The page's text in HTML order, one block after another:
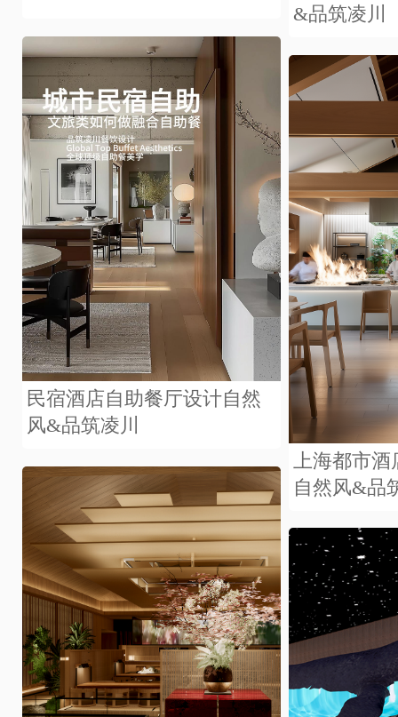
&品筑凌川
民宿酒店自助餐厅设计自然
风&品筑凌川
上海都市
自然风&品